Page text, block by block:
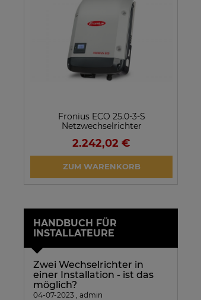
Fronius ECO 25.0-3-S
Netzwechselrichter
2.242,02 €
ZUM WARENKORB
HANDBUCH FÜR
INSTALLATEURE
Zwei Wechselrichter in
einer Installation - ist das
möglich?
04-07-2023 , admin